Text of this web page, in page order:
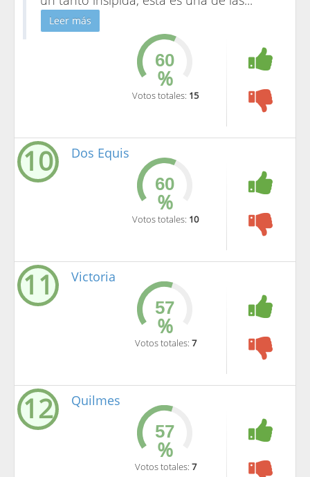
Leer más
%
Votos totales: 15
10 Dos Equis
%
Votos totales: 10
11 Victoria
%
Votos totales: 7
12 Quilmes
%
Votos totales: 7